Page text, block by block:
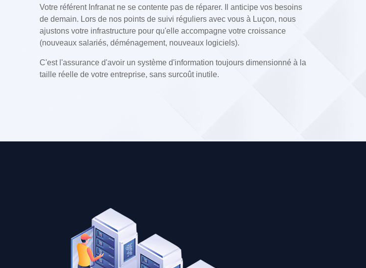
Votre référent Infranat ne se contente pas de réparer. Il anticipe vos besoins
de demain. Lors de nos points de suivi réguliers avec vous à Luçon, nous
ajustons votre infrastructure pour qu'elle accompagne votre croissance
(nouveaux salariés, déménagement, nouveaux logiciels).
C'est l'assurance d'avoir un système d'information toujours dimensionné à la
taille réelle de votre entreprise, sans surcoût inutile.